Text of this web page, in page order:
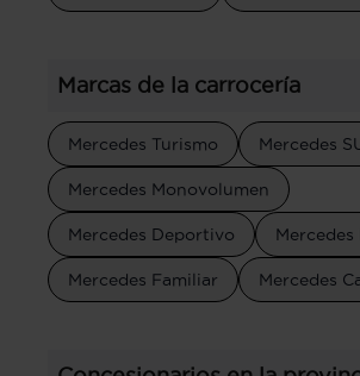
Marcas de la carrocería
Mercedes Turismo Mercedes
Mercedes Monovolumen
Mercedes Deportivo
Mercedes Familiar Mercedes